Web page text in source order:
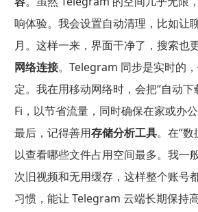
响体验。我会设置自动清理，比如让
月。这样一来，界面干净了，搜索也更
网络连接。 Telegram 同步是实时的
定。我在用移动网络时，会把“自动下
Fi，以节省流量，同时确保在家或办公
最后，记得善用存储分析工具。在“数
以查看哪些文件占用空间最多。我一
次旧视频和无用缓存，这样整个账号
习惯，能让 Telegram 云端长期保持